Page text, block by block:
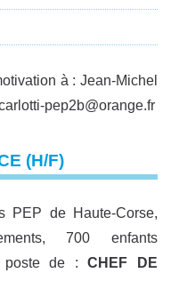
à : Jean-Michel
pep2b@orange.fr
(H/F)
PEP de Haute-Corse,
700 enfants
poste de :CHEF DE